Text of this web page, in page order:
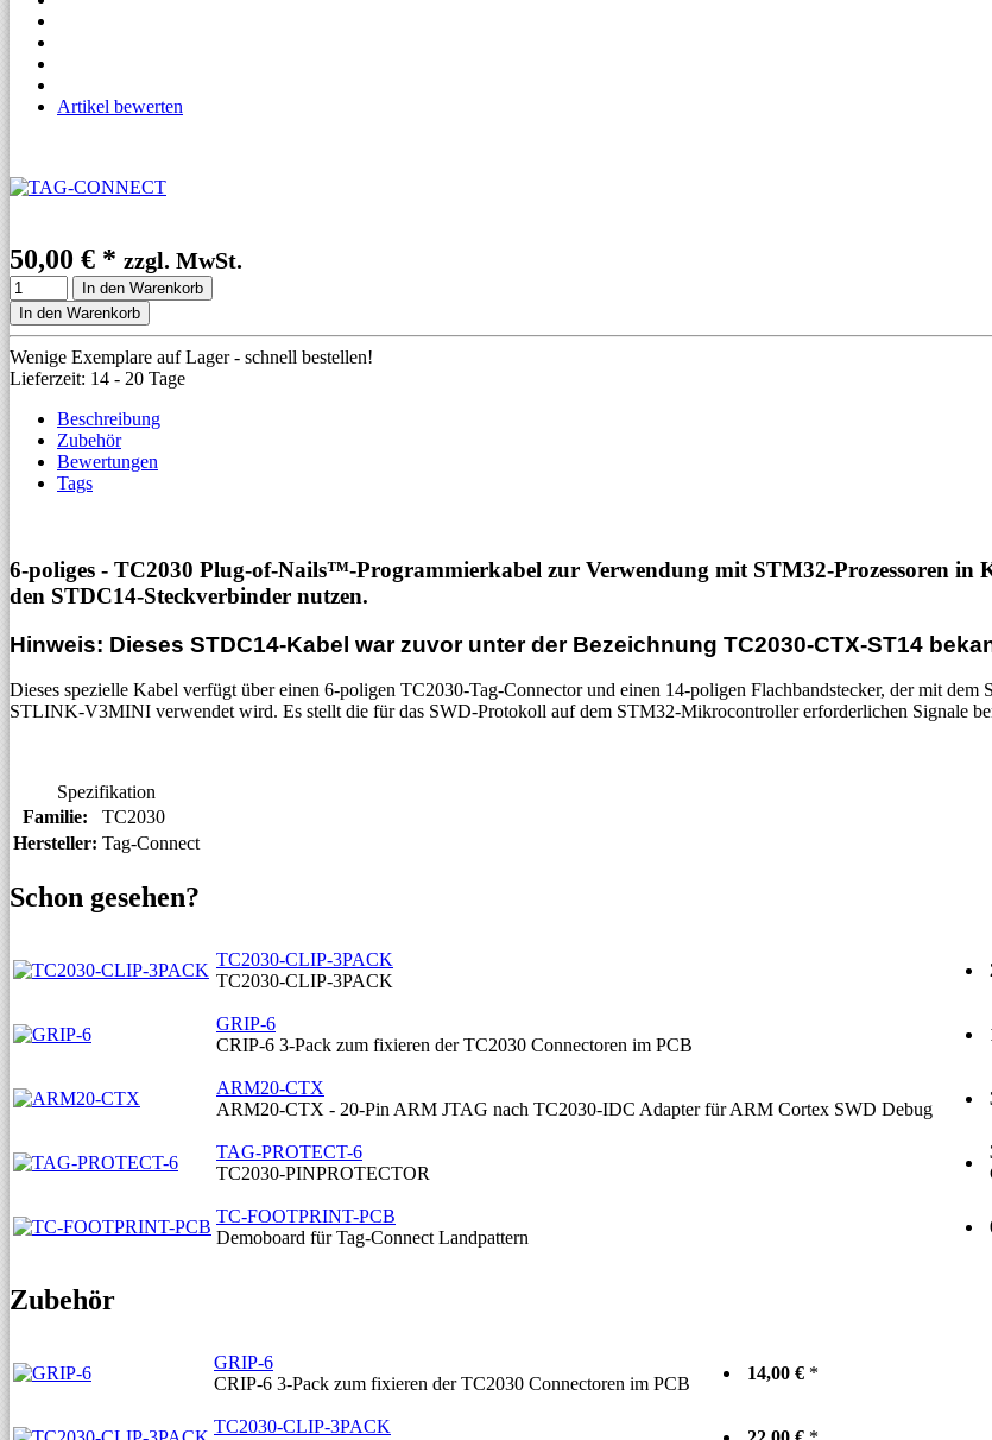
Artikel bewerten
50,00 € * zzgl. MwSt.
In den Warenkorb
In den Warenkorb
Wenige Exemplare auf Lager - schnell bestellen!
Lieferzeit: 14 - 20 Tage
Beschreibung
Zubehör
Bewertungen
Tags
6-poliges - TC2030 Plug-of-Nails™-Programmierkabel zur Verwendung mit STM32-Prozessoren
den STDC14-Steckverbinder nutzen.
Hinweis: Dieses STDC14-Kabel war zuvor unter der Bezeichnung TC2030-CTX-ST14
Dieses spezielle Kabel verfügt über einen 6-poligen TC2030-Tag-Connector und einen 14-poligen Flachbandstecker, der mit
STLINK-V3MINI verwendet wird. Es stellt die für das SWD-Protokoll auf dem STM32-Mikrocontroller erforderlichen Signale
Spezifikation
Familie:
TC2030
Hersteller: Tag-Connect
Schon gesehen?
TC2030-CLIP-3PACK
TC2030-CLIP-3PACK
GRIP-6
CRIP-6 3-Pack zum fixieren der TC2030 Connectoren im PCB
ARM20-CTX
ARM20-CTX - 20-Pin ARM JTAG nach TC2030-IDC Adapter für ARM Cortex SWD Debug
TAG-PROTECT-6
TC2030-PINPROTECTOR
TC-FOOTPRINT-PCB
Demoboard für Tag-Connect Landpattern
Zubehör
GRIP-6
CRIP-6 3-Pack zum fixieren der TC2030 Connectoren im PCB
14,00 € *
TC2030-CLIP-3PACK